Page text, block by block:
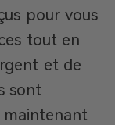
pour vous
tout en
et de
sont
maintenant